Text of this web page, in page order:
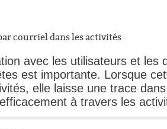
courriel dans les activités
avec les utilisateurs et les
est importante. Lorsque
elle laisse une trace
à travers les